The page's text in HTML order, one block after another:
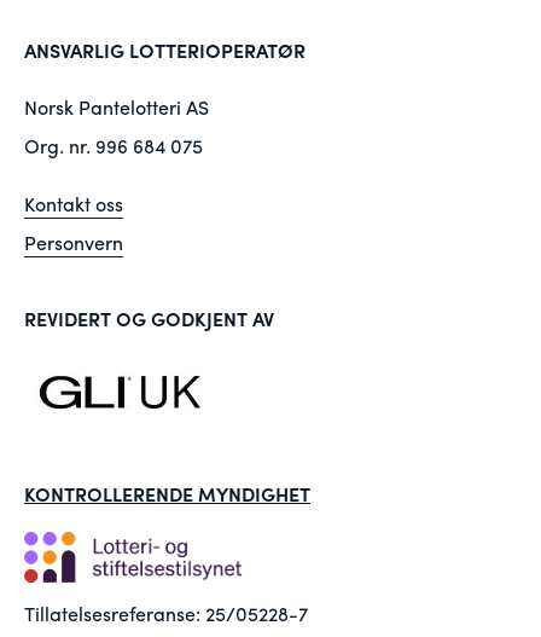
ANSVARLIG LOTTERIOPERATØR
Norsk Pantelotteri AS
Org. nr. 996 684 075
Kontakt oss
Personvern
REVIDERT OG GODKJENT AV
KONTROLLERENDE MYNDIGHET
Tillatelsesreferanse: 25/05228-7